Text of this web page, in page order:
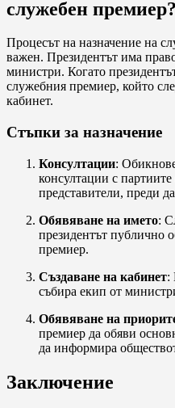
служебен премиер?
Процесът на назначение на
важен. Президентът има
министри. Когато
служебния премиер, който
кабинет.
Стъпки за назначение
Консултации:
консултации с
представители, преди
Обявяване на името:
президентът публично
премиер.
Създаване на кабинет:
събира екип от
Обявяване на
премиер да обяви
да информира
Заключение